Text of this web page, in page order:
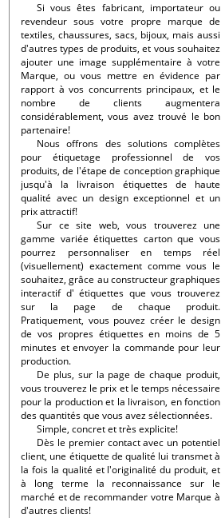
Si vous êtes fabricant, importateur ou
revendeur sous votre propre marque de
textiles, chaussures, sacs, bijoux, mais aussi
d'autres types de produits, et vous souhaitez
ajouter une image supplémentaire à votre
Marque, ou vous mettre en évidence par
rapport à vos concurrents principaux, et le
nombre de clients augmentera
considérablement, vous avez trouvé le bon
partenaire!
Nous offrons des solutions complètes
pour étiquetage professionnel de vos
produits, de l'étape de conception graphique
jusqu'à la livraison étiquettes de haute
qualité avec un design exceptionnel et un
prix attractif!
Sur ce site web, vous trouverez une
gamme variée étiquettes carton que vous
pourrez personnaliser en temps réel
(visuellement) exactement comme vous le
souhaitez, grâce au constructeur graphiques
interactif d' étiquettes que vous trouverez
sur la page de chaque produit.
Pratiquement, vous pouvez créer le design
de vos propres étiquettes en moins de 5
minutes et envoyer la commande pour leur
production.
De plus, sur la page de chaque produit,
vous trouverez le prix et le temps nécessaire
pour la production et la livraison, en fonction
des quantités que vous avez sélectionnées.
Simple, concret et très explicite!
Dès le premier contact avec un potentiel
client, une étiquette de qualité lui transmet à
la fois la qualité et l'originalité du produit, et
à long terme la reconnaissance sur le
marché et de recommander votre Marque à
d'autres clients!